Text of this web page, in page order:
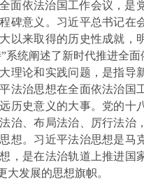
面依法治国工作会议，是
碑意义。习近平总书记在
以来取得的历史性成就
系统阐述了新时代推进全
理论和实践问题，是指导
法治思想在全面依法治国
历史意义的大事。党的十
治、布局法治、厉行法治
想。习近平法治思想是马
，是在法治轨道上推进国
大发展的思想旗帜。